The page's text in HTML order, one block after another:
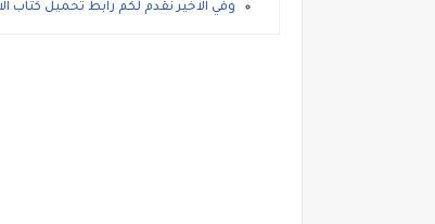
وفي الاخير نقدم لكم رابط تحميل كتاب